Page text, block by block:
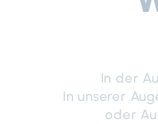
In der
In unserer
oder